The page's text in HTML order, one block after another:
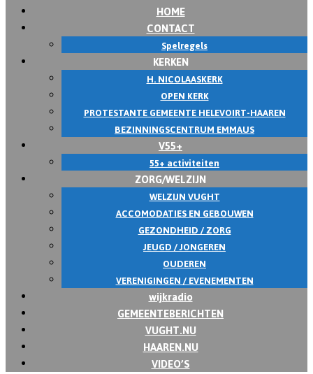
HOME
CONTACT
Spelregels
KERKEN
H. NICOLAASKERK
OPEN KERK
PROTESTANTE GEMEENTE HELEVOIRT-HAAREN
BEZINNINGSCENTRUM EMMAUS
V55+
55+ activiteiten
ZORG/WELZIJN
WELZIJN VUGHT
ACCOMODATIES EN GEBOUWEN
GEZONDHEID / ZORG
JEUGD / JONGEREN
OUDEREN
VERENIGINGEN / EVENEMENTEN
wijkradio
GEMEENTEBERICHTEN
VUGHT.NU
HAAREN.NU
VIDEO’S